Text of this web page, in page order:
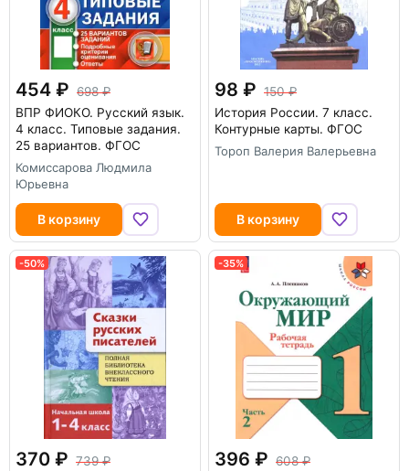
454
698
ВПР ФИОКО. Русский язык.
4 класс. Типовые задания.
25 вариантов. ФГОС
Комиссарова Людмила
Юрьевна
В корзину
98
150
История России. 7 класс.
Контурные карты. ФГОС
Тороп Валерия Валерьевна
В корзину
-50%
370
739
-35%
396
608